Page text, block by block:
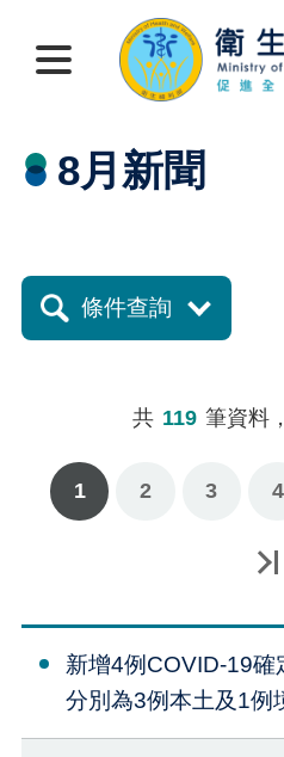
8月新聞
條件查詢
共 119 筆資料
1 2 3 4
下一頁
新增4例COVID-19確
分別為3例本土及1例